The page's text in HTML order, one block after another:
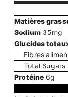
Matières
Sodium 35mg
Glucides
Fibres
Total Sugars
Protéine 6g